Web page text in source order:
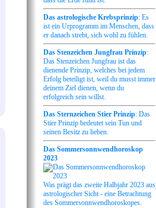
Das astrologische Krebsprinzip: Es
ist ein Urprogramm im Menschen, dass
er danach strebt, sich wohl zu fühlen.
Das Stenzeichen Jungfrau Prinzip:
Das Stenzeichen Jungfrau ist das
dienende Prinzip, welches bei jedem
Erfolg beteiligt ist, weil du musst immer
deinem Ziel dienen, wenn du
erfolgreich sein willst.
Das Sternzeichen Stier Prinzip: Das
Stier Prinzip bedeutet sein Tun und
seinen Besitz zu lieben.
Das Sommersonnwendhoroskop
2023
Was prägt das zweite Halbjahr 2023 aus
astrologischer Sicht - eine Betrachtung
des Sommersonnwendhoroskopes.